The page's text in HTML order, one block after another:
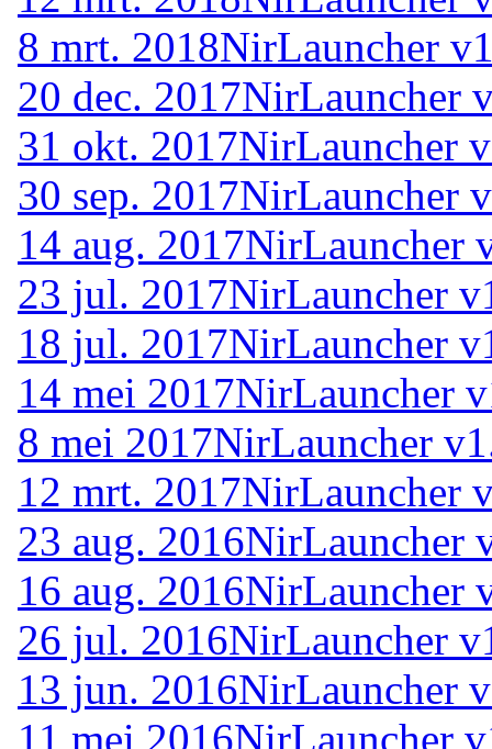
8 mrt. 2018NirLauncher
20 dec. 2017NirLauncher
31 okt. 2017NirLauncher
30 sep. 2017NirLauncher
14 aug. 2017NirLauncher
23 jul. 2017NirLauncher
18 jul. 2017NirLauncher
14 mei 2017NirLauncher
8 mei 2017NirLauncher
12 mrt. 2017NirLauncher
23 aug. 2016NirLauncher
16 aug. 2016NirLauncher
26 jul. 2016NirLauncher
13 jun. 2016NirLauncher
11 mei 2016NirLauncher